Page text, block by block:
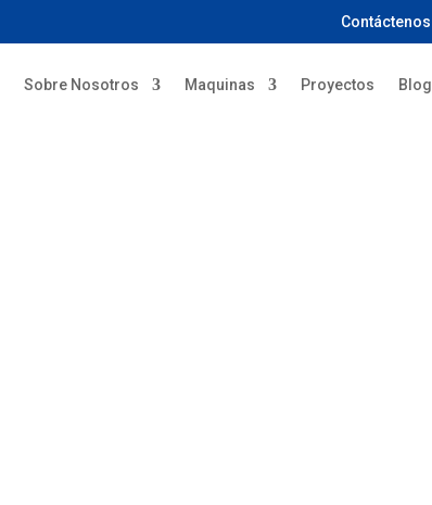
Contáctenos
Sobre Nosotros Maquinas Proyectos Blog